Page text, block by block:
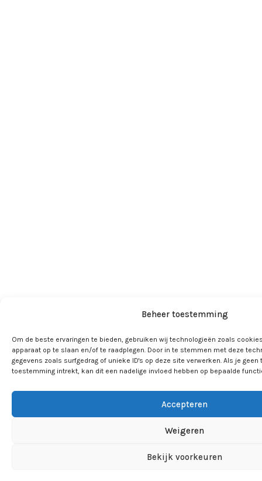
Beheer toestemming
Om de beste ervaringen te bieden, gebruiken wij technologieën zoals
apparaat op te slaan en/of te raadplegen. Door in te stemmen met deze
gegevens zoals surfgedrag of unieke ID's op deze site verwerken. Als je
toestemming intrekt, kan dit een nadelige invloed hebben op bepaalde
Accepteren
Weigeren
Bekijk voorkeuren